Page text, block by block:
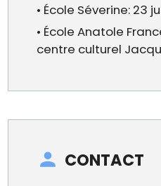
• École Séverine: 23
• École Anatole
centre culturel
CONTACT